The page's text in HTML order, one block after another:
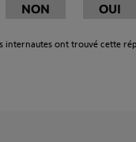
NON OUI
internautes ont trouvé cette